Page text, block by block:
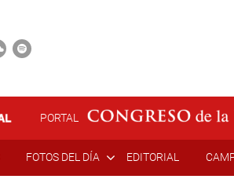
PORTAL
FOTOS DEL DÍA EDITORIAL